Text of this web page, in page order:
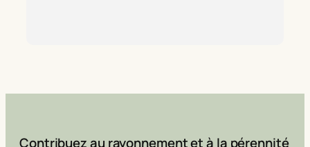
Contribuez au rayonnement et à la pérennité